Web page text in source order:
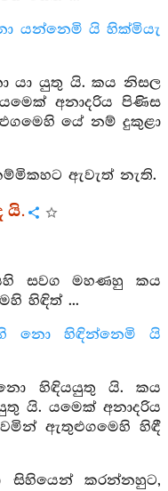
යන්නෙමි යි හික්මියැ
යා යුතු යි. කය නිසල
අනාදරිය පිණිස
යේ නම් දුකුළා
ඇවැත් නැති.
යි.
සවග මහණහු කය
හිඳිත් ...
නො හිඳින්නෙමි යි
හිඳියයුතු යි. කය
යි. යමෙක් අනාදරිය
ඇතුළුගමෙහි හිඳී
කරන්නහුට,